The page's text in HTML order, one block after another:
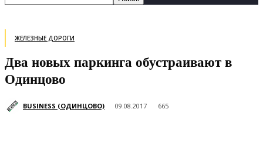
ЖЕЛЕЗНЫЕ ДОРОГИ
Два новых паркинга обустраивают в
Одинцово
BUSINESS (ОДИНЦОВО) 09.08.2017 665